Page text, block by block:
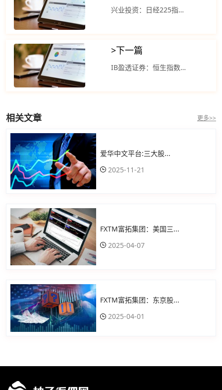
兴业投资：日经225指数高开低走 4月中一季度财报季
>下一篇
IB盈透证券：恒生指数午盘上涨 道琼斯指数涨近500点
相关文章 更多>>
爱华中文平台:三大股...
2025-11-21
FXTM富拓集团：美国三...
2025-04-07
FXTM富拓集团：东京股...
2025-04-01